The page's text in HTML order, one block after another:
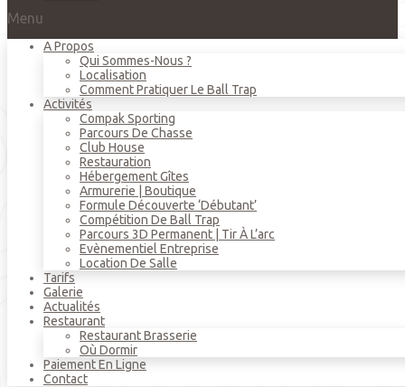
Menu
A Propos
Qui Sommes-Nous ?
Localisation
Comment Pratiquer Le Ball Trap
Activités
Compak Sporting
Parcours De Chasse
Club House
Restauration
Hébergement Gîtes
Armurerie | Boutique
Formule Découverte ‘débutant’
Compétition De Ball Trap
Parcours 3D Permanent | Tir À L’arc
Evènementiel Entreprise
Location De Salle
Tarifs
Galerie
Actualités
Restaurant
Restaurant Brasserie
Où Dormir
Paiement En Ligne
Contact